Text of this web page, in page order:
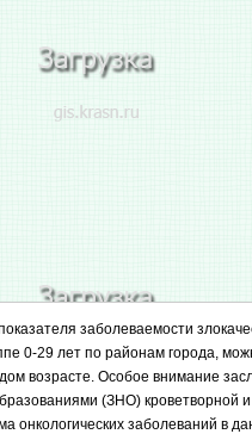
заболеваемости
0-29 лет по районам города,
возрасте. Особое внимание
(ЗНО) кроветворной
онкологических заболеваний в